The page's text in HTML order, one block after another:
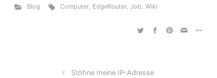
Blog Computer, EdgeRouter,Job,Wiki
Stöhne meine IP-Adresse